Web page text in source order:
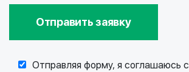
Отправить заявку
Отправляя форму, я соглашаюсь с